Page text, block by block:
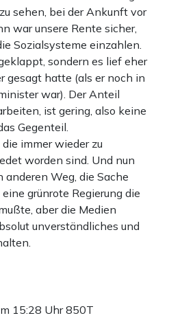
sehen, bei der Ankunft vor
war unsere Rente sicher,
Sozialsysteme einzahlen.
sondern es lief eher
gesagt hatte (als er noch in
war). Der Anteil
ist gering, also keine
Gegenteil.
immer wieder zu
worden sind. Und nun
Weg, die Sache
grünrote Regierung die
aber die Medien
unverständliches und
15:28 Uhr850T